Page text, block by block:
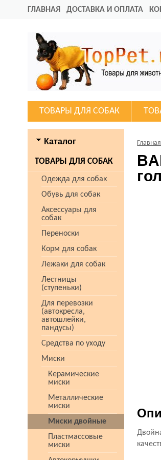
ГЛАВНАЯ ДОСТАВКА И ОПЛАТА
ТОВАРЫ ДЛЯ СОБАК
Каталог
ТОВАРЫ ДЛЯ СОБАК
Одежда для собак
Обувь для собак
Аксессуары для
собак
Переноски
Корм для собак
Лежаки для собак
Лестницы
(ступеньки)
Для перевозки
(автокресла,
автошлейки,
пандусы)
Средства по уходу
Миски
Керамические
миски
Металлические
миски
Миски двойные
Пластмассовые
миски
Главная